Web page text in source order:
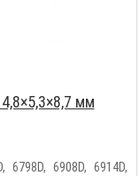
4,8×5,3×8,7 мм
6798D, 6908D, 6914D,